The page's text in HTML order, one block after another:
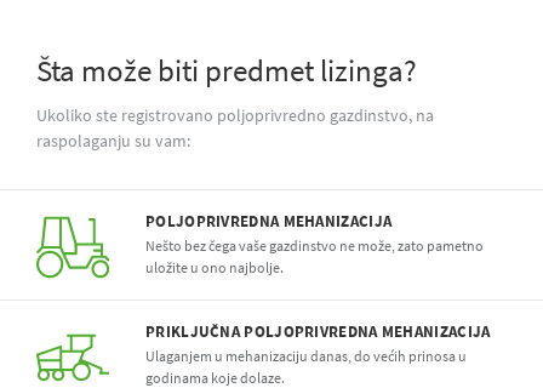
Šta može biti predmet lizinga?
Ukoliko ste registrovano poljoprivredno gazdinstvo, na
raspolaganju su vam:
POLJOPRIVREDNA MEHANIZACIJA
Nešto bez čega vaše gazdinstvo ne može, zato pametno
uložite u ono najbolje.
PRIKLJUČNA POLJOPRIVREDNA MEHANIZACIJA
Ulaganjem u mehanizaciju danas, do većih prinosa u
godinama koje dolaze.